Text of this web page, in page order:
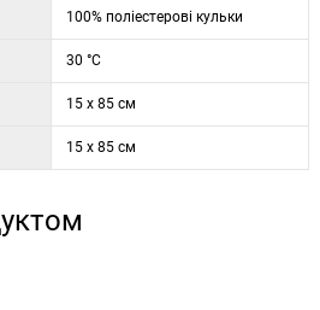
100% поліестерові кульки
30 °C
15 х 85 см
15 х 85 см